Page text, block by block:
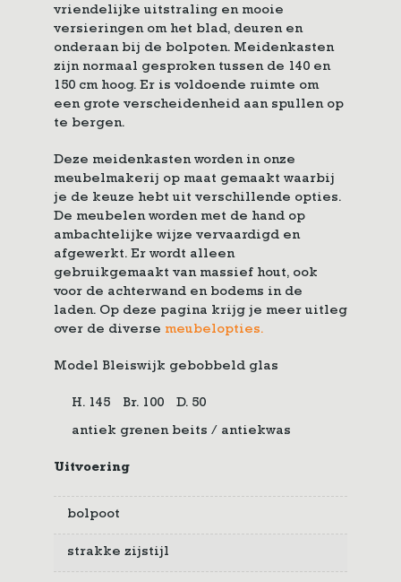
vriendelijke uitstraling en mooie
versieringen om het blad, deuren en
onderaan bij de bolpoten. Meidenkasten
zijn normaal gesproken tussen de 140 en
150 cm hoog. Er is voldoende ruimte om
een grote verscheidenheid aan spullen op
te bergen.
Deze meidenkasten worden in onze
meubelmakerij op maat gemaakt waarbij
je de keuze hebt uit verschillende opties.
De meubelen worden met de hand op
ambachtelijke wijze vervaardigd en
afgewerkt. Er wordt alleen
gebruikgemaakt van massief hout, ook
voor de achterwand en bodems in de
laden. Op deze pagina krijg je meer uitleg
over de diverse meubelopties.
Model Bleiswijk gebobbeld glas
H. 145 Br. 100 D. 50
antiek grenen beits / antiekwas
Uitvoering
bolpoot
strakke zijstijl